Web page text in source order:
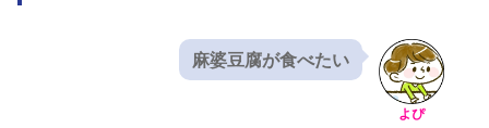
よぴ
麻婆豆腐が食べたい